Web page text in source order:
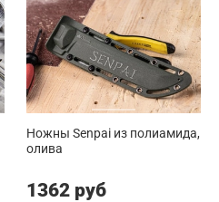
Ножны Senpai из полиамида,
олива
1362 руб